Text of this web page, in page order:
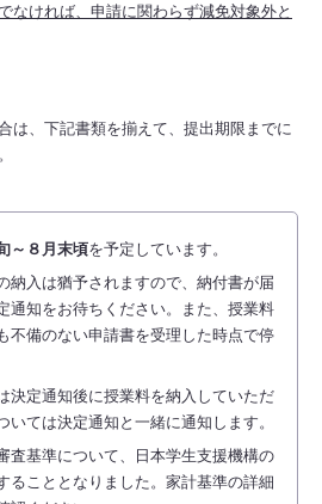
なければ、申請に関わらず減免対象外と
は、下記書類を揃えて、提出期限までに
～８月末頃を予定しています。
納入は猶予されますので、納付書が届
通知をお待ちください。また、授業料
不備のない申請書を受理した時点で停
決定通知後に授業料を納入していただ
いては決定通知と一緒に通知します。
査基準について、日本学生支援機構の
ることとなりました。家計基準の詳細